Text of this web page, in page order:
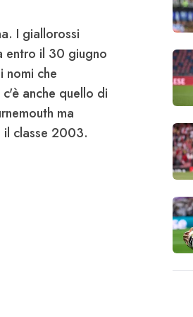
I giallorossi
entro il 30 giugno
nomi che
anche quello di
ma
il classe 2003.